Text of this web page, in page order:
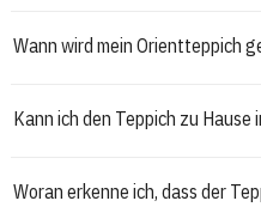
Wann wird mein Orientteppich
Kann ich den Teppich zu Hause
Woran erkenne ich, dass der